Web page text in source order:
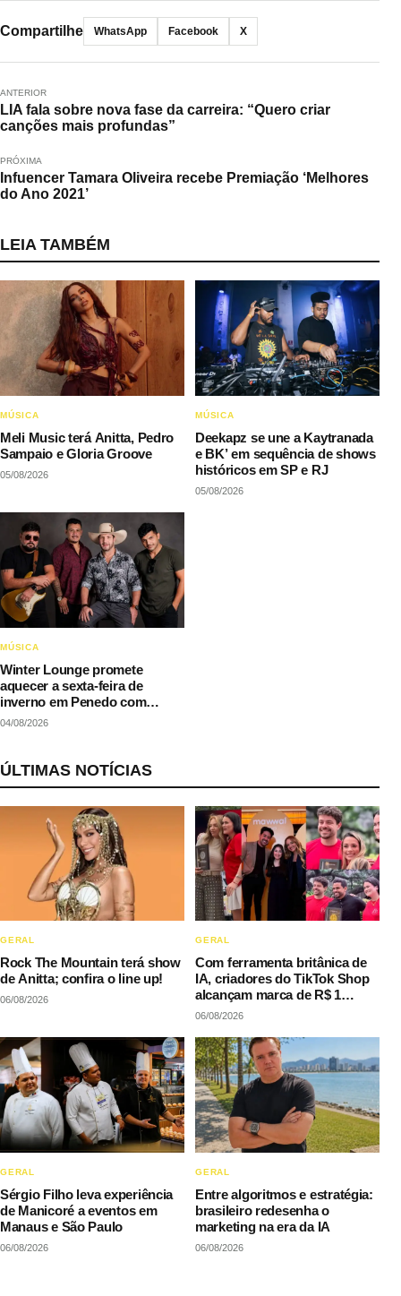
Compartilhe WhatsApp Facebook X
ANTERIOR
LIA fala sobre nova fase da carreira: “Quero criar
canções mais profundas”
PRÓXIMA
Infuencer Tamara Oliveira recebe Premiação ‘Melhores
do Ano 2021’
LEIA TAMBÉM
MÚSICA
Meli Music terá Anitta, Pedro
Sampaio e Gloria Groove
05/08/2026
MÚSICA
Deekapz se une a Kaytranada
e BK’ em sequência de shows
históricos em SP e RJ
05/08/2026
MÚSICA
Winter Lounge promete
aquecer a sexta-feira de
inverno em Penedo com
música e gastronomia
04/08/2026
ÚLTIMAS NOTÍCIAS
GERAL
Rock The Mountain terá show
de Anitta; confira o line up!
06/08/2026
GERAL
Com ferramenta britânica de
IA, criadores do TikTok Shop
alcançam marca de R$ 1
milhão em vendas sem
06/08/2026
GERAL
Sérgio Filho leva experiência
de Manicoré a eventos em
Manaus e São Paulo
06/08/2026
GERAL
Entre algoritmos e estratégia:
brasileiro redesenha o
marketing na era da IA
06/08/2026